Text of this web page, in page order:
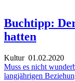
Buchtipp:
hatten
Kultur01.02.2020
Muss es nicht
langjährigen